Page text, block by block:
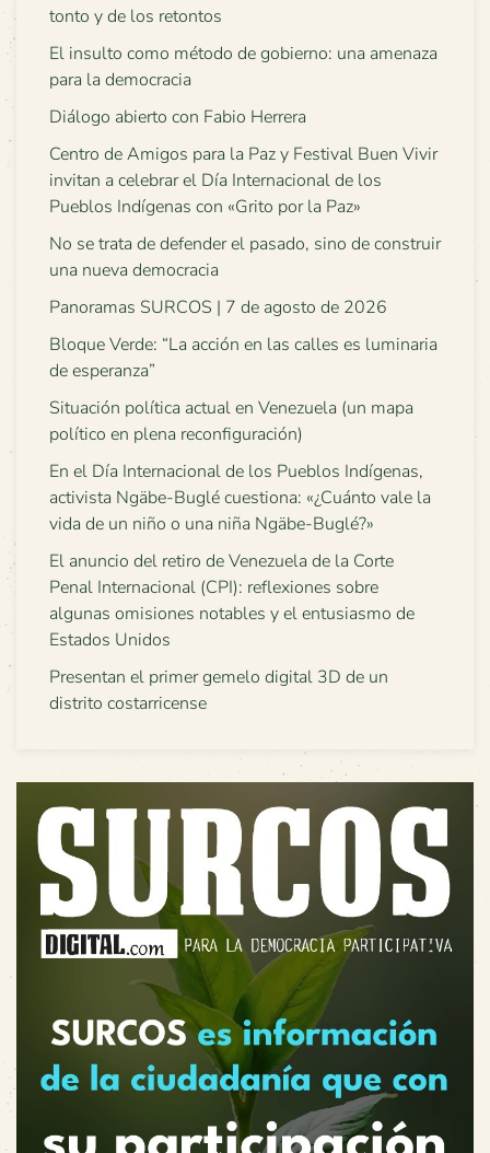
tonto y de los retontos
El insulto como método de gobierno: una amenaza
para la democracia
Diálogo abierto con Fabio Herrera
Centro de Amigos para la Paz y Festival Buen Vivir
invitan a celebrar el Día Internacional de los
Pueblos Indígenas con «Grito por la Paz»
No se trata de defender el pasado, sino de construir
una nueva democracia
Panoramas SURCOS | 7 de agosto de 2026
Bloque Verde: “La acción en las calles es luminaria
de esperanza”
Situación política actual en Venezuela (un mapa
político en plena reconfiguración)
En el Día Internacional de los Pueblos Indígenas,
activista Ngäbe-Buglé cuestiona: «¿Cuánto vale la
vida de un niño o una niña Ngäbe-Buglé?»
El anuncio del retiro de Venezuela de la Corte
Penal Internacional (CPI): reflexiones sobre
algunas omisiones notables y el entusiasmo de
Estados Unidos
Presentan el primer gemelo digital 3D de un
distrito costarricense